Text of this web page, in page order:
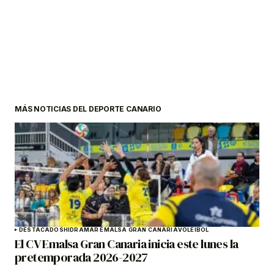
MÁS NOTICIAS DEL DEPORTE CANARIO
DESTACADOSHIDRAMAR EMALSA GRAN CANARIAVOLEIBOL
El CV Emalsa Gran Canaria inicia este lunes la
pretemporada 2026-2027